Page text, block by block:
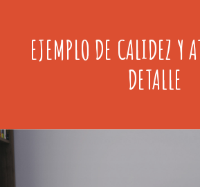
EJEMPLO DE CALIDEZ Y
DETALLE